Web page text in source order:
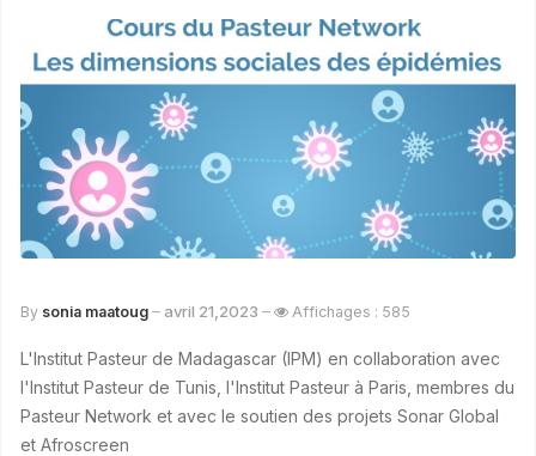
By sonia maatoug avril 21,2023 Affichages : 585
L'Institut Pasteur de Madagascar (IPM) en collaboration avec
l'Institut Pasteur de Tunis, l'Institut Pasteur à Paris, membres du
Pasteur Network et avec le soutien des projets Sonar Global
et Afroscreen